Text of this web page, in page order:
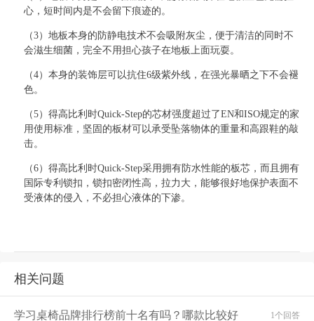
心，短时间内是不会留下痕迹的。
（3） 地板本身的防静电技术不会吸附灰尘，便于清洁的同时不
会滋生细菌，完全不用担心孩子在地板上面玩耍。
（4） 本身的装饰层可以抗住6级紫外线，在强光暴晒之下不会褪
色。
（5） 得高比利时Quick-Step的芯材强度超过了EN和ISO规定的家
用使用标准，坚固的板材可以承受坠落物体的重量和高跟鞋的敲
击。
（6） 得高比利时Quick-Step采用拥有防水性能的板芯，而且拥有
国际专利锁扣，锁扣密闭性高，拉力大，能够很好地保护表面不
受液体的侵入，不必担心液体的下渗。
相关问题
学习桌椅品牌排行榜前十名有吗？哪款比较好 1个回答